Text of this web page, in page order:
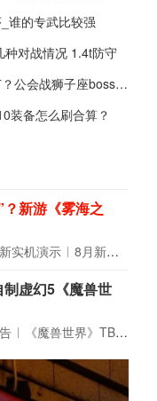
谁的专武比较强
种对战情况 1.4t防守
会战狮子座boss数据
装备怎么刷合算？
新游《雾海之
实机演示 8月新游前瞻：《诡秘之主》领衔
虚幻5《魔兽世
《魔兽世界》TBC周年大更：双经典团本回归！